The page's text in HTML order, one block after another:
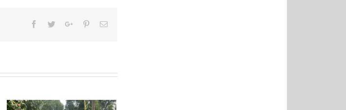
Facebook
TwitterGoogle+PinterestEmail